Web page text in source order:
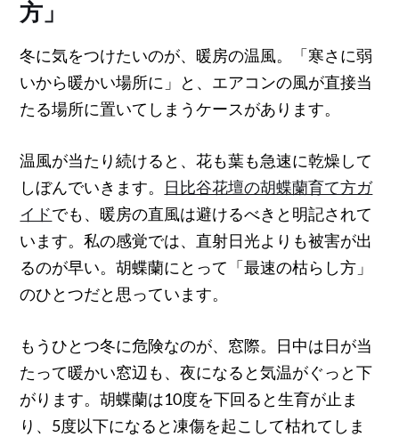
方」
冬に気をつけたいのが、暖房の温風。「寒さに弱
いから暖かい場所に」と、エアコンの風が直接当
たる場所に置いてしまうケースがあります。
温風が当たり続けると、花も葉も急速に乾燥して
しぼんでいきます。 日比谷花壇の胡蝶蘭育て方ガ
イドでも、暖房の直風は避けるべきと明記されて
います。私の感覚では、直射日光よりも被害が出
るのが早い。胡蝶蘭にとって「最速の枯らし方」
のひとつだと思っています。
もうひとつ冬に危険なのが、窓際。日中は日が当
たって暖かい窓辺も、夜になると気温がぐっと下
がります。胡蝶蘭は10度を下回ると生育が止ま
り、5度以下になると凍傷を起こして枯れてしま